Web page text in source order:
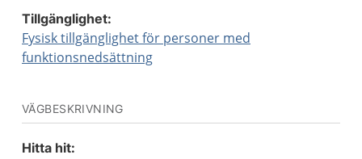
Tillgänglighet:
Fysisk tillgänglighet för personer med
funktionsnedsättning
VÄGBESKRIVNING
Hitta hit: